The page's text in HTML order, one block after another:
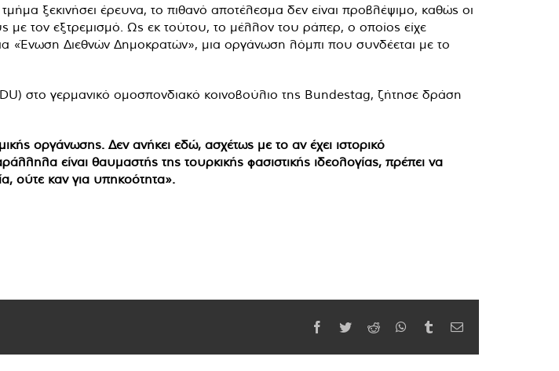
ξεκινήσει έρευνα, το πιθανό αποτέλεσμα δεν είναι προβλέψιμο, καθώς οι
τον εξτρεμισμό. Ως εκ τούτου, το μέλλον του ράπερ, ο οποίος είχε
«Ένωση Διεθνών Δημοκρατών», μια οργάνωση λόμπι που συνδέεται με το
στο γερμανικό ομοσπονδιακό κοινοβούλιο της Bundestag, ζήτησε δράση
οργάνωσης. Δεν ανήκει εδώ, ασχέτως με το αν έχει ιστορικό
είναι θαυμαστής της τουρκικής φασιστικής ιδεολογίας, πρέπει να
ούτε καν για υπηκοότητα».
Facebook
TwitterReddit WhatsApp
TumblrEmail